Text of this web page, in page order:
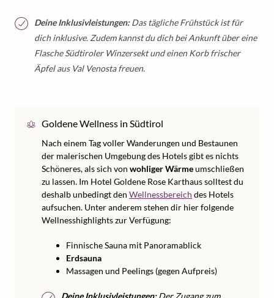
Deine Inklusivleistungen:Das tägliche Frühstück ist für
dich inklusive. Zudem kannst du dich bei Ankunft über eine
Flasche Südtiroler Winzersekt und einen Korb frischer
Äpfel aus Val Venosta freuen.
Goldene Wellness in Südtirol
Nach einem Tag voller Wanderungen und Bestaunen
der malerischen Umgebung des Hotels gibt es nichts
Schöneres, als sich von wohliger Wärmeumschließen
zu lassen. Im Hotel Goldene Rose Karthaus solltest du
deshalb unbedingt den Wellnessbereich des Hotels
aufsuchen. Unter anderem stehen dir hier folgende
Wellnesshighlights zur Verfügung:
Finnische Sauna mit Panoramablick
Erdsauna
Massagen und Peelings (gegen Aufpreis)
Deine Inklusivleistungen:Der Zugang zum